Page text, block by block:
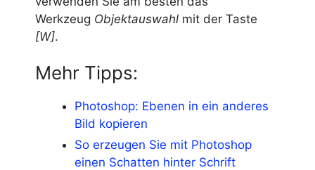
Werkzeug Objektauswahl mit der Taste
[W].
Mehr Tipps:
Photoshop: Ebenen in ein anderes
Bild kopieren
So erzeugen Sie mit Photoshop
einen Schatten hinter Schrift